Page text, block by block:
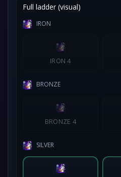
Full ladder (visual)
IRON
IRON 4
BRONZE
BRONZE 4
SILVER